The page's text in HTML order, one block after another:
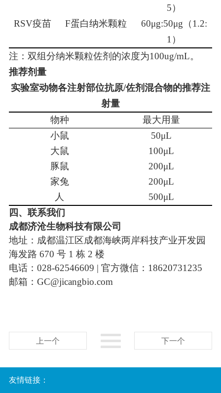
5）
RSV疫苗
F蛋白纳米颗粒
60μg:50μg（1.2:
1）
注： 双组分纳米颗粒佐剂的浓度为100ug/mL。
推荐剂量
实验室动物各注射部位抗原/佐剂混合物的推荐注
射量
物种
最大用量
小鼠
50μL
大鼠
100μL
豚鼠
200μL
家兔
200μL
人
500μL
四 、联系我们
成都济沧生物科技有限公司
地址：成都温江区成都海峡两岸科技产业开发园
海发路 670 号 1 栋 2 楼
电话： 028-62546609 | 官方微信： 18620731235
邮箱： GC@jicangbio.com
上一个 下一个
友情链接：